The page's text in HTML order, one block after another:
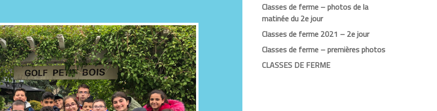
Classes de ferme – photos de la
matinée du 2e jour
Classes de ferme 2021 – 2e jour
Classes de ferme – premières photos
CLASSES DE FERME